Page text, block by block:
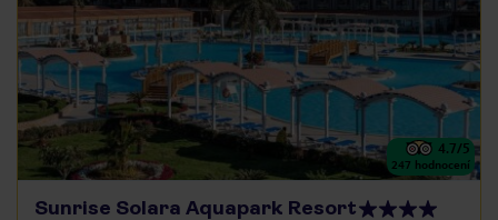
4.7/5
247 hodnocení
Sunrise Solara Aquapark Resort